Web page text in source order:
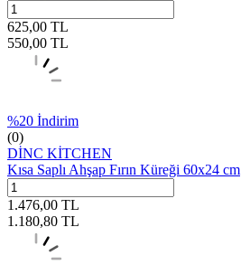
625,00 TL
550,00 TL
%20 İndirim
(0)
DİNC KİTCHEN
Kısa Saplı Ahşap Fırın Küreği 60x24 cm
1.476,00 TL
1.180,80 TL